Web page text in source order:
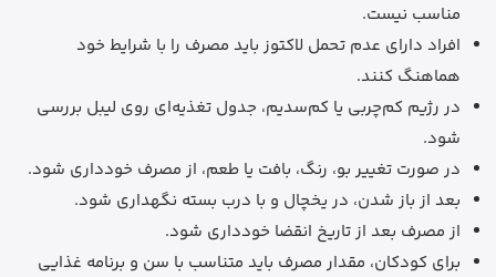
مناسب نیست.
افراد دارای عدم تحمل لاکتوز باید مصرف را با شرایط خود
هماهنگ کنند.
در رژیم کم‌چربی یا کم‌سدیم، جدول تغذیه‌ای روی لیبل بررسی
شود.
در صورت تغییر بو، رنگ، بافت یا طعم، از مصرف خودداری شود.
بعد از باز شدن، در یخچال و با درب بسته نگهداری شود.
از مصرف بعد از تاریخ انقضا خودداری شود.
برای کودکان، مقدار مصرف باید متناسب با سن و برنامه غذایی